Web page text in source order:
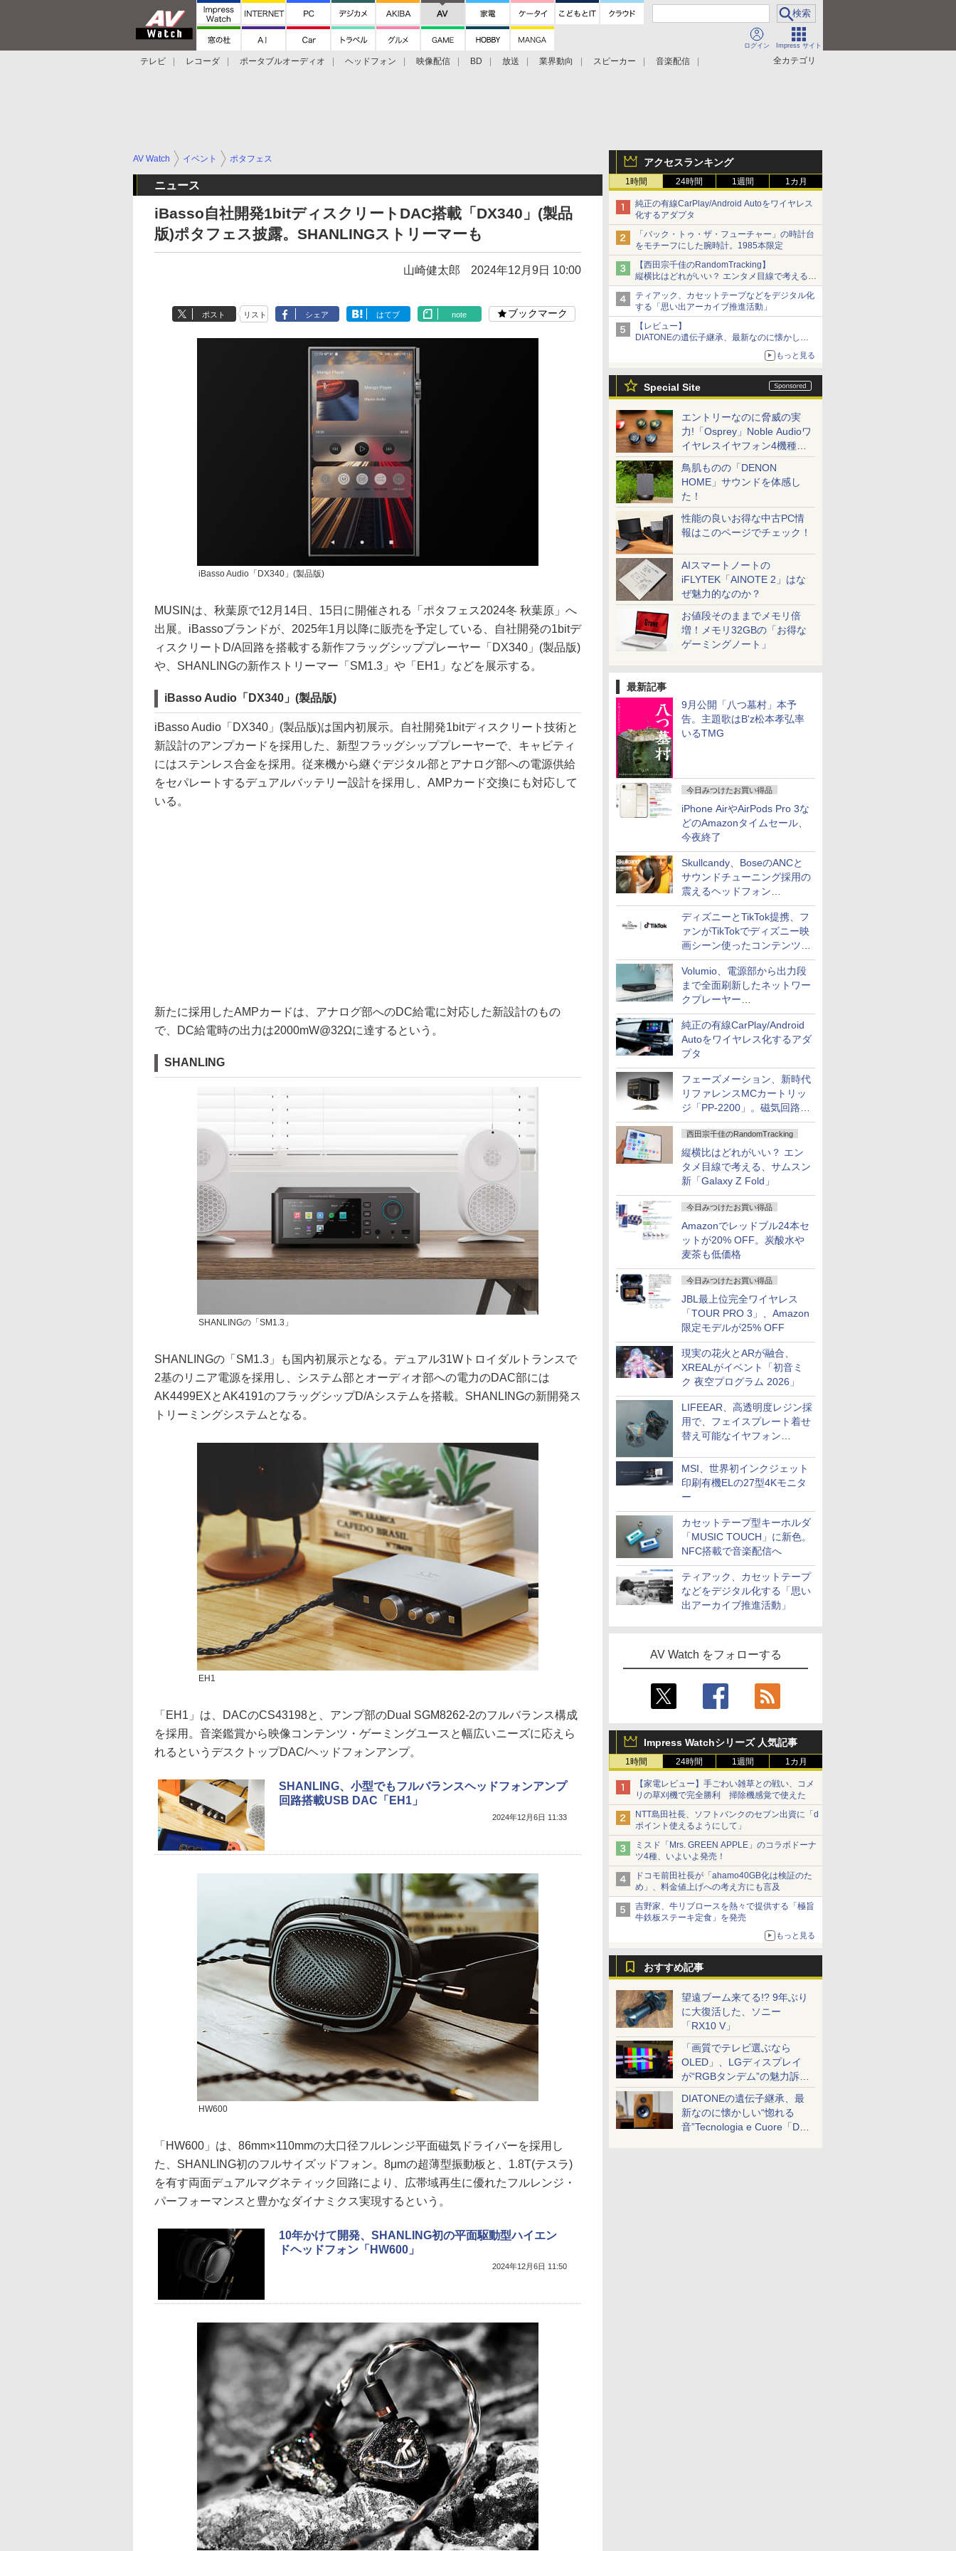
ログイン Impress サイト
全カテゴリ
テレビ レコーダ ポータブルオーディオ ヘッドフォン 映像配信 BD 放送 業界動向 スピーカー
音楽配信
アクセスランキング
1時間 24時間 1週間 1カ月
純正の有線CarPlay/Android Autoをワイヤレス
化するアダプタ
「バック・トゥ・ザ・フューチャー」の時計台
をモチーフにした腕時計。1985本限定
【西田宗千佳のRandomTracking】
縦横比はどれがいい？ エンタメ目線で考える、
サムスン新「Galaxy Z Fold」
ティアック、カセットテープなどをデジタル化
する「思い出アーカイブ推進活動」
【レビュー】
DIATONEの遺伝子継承、最新なのに懐かし
い“惚れる音”Tecnologia e Cuore「DS-TC52B」
もっと見る
Special Site
エントリーなのに脅威の実
力!「Osprey」Noble Audioワ
イヤレスイヤフォン4機種を
一気に聴く
鳥肌ものの「DENON
HOME」サウンドを体感し
た！
性能の良いお得な中古PC情
報はこのページでチェック！
AIスマートノートの
iFLYTEK「AINOTE 2」はな
ぜ魅力的なのか？
お値段そのままでメモリ倍
増！メモリ32GBの「お得な
ゲーミングノート」
最新記事
9月公開「八つ墓村」本予
告。主題歌はB'z松本孝弘率
いるTMG
今日みつけたお買い得品
iPhone AirやAirPods Pro 3な
どのAmazonタイムセール、
今夜終了
Skullcandy、BoseのANCと
サウンドチューニング採用の
震えるヘッドフォン
「Crusher 1080 ANC」
ディズニーとTikTok提携、フ
ァンがTikTokでディズニー映
画シーン使ったコンテンツ制
作、Disney+にも配信
Volumio、電源部から出力段
まで全面刷新したネットワー
クプレーヤー
「Primo（2026）」
純正の有線CarPlay/Android
Autoをワイヤレス化するアダ
プタ
フェーズメーション、新時代
リファレンスMCカートリッ
ジ「PP-2200」。磁気回路や
ハウジングを根本から見直し
西田宗千佳のRandomTracking
縦横比はどれがいい？ エン
タメ目線で考える、サムスン
新「Galaxy Z Fold」
今日みつけたお買い得品
Amazonでレッドブル24本セ
ットが20% OFF。炭酸水や
麦茶も低価格
今日みつけたお買い得品
JBL最上位完全ワイヤレス
「TOUR PRO 3」、Amazon
限定モデルが25% OFF
現実の花火とARが融合、
XREALがイベント「初音ミ
ク 夜空プログラム 2026」
LIFEEAR、高透明度レジン採
用で、フェイスプレート着せ
替え可能なイヤフォン
MSI、世界初インクジェット
印刷有機ELの27型4Kモニタ
ー
カセットテープ型キーホルダ
「MUSIC TOUCH」に新色。
NFC搭載で音楽配信へ
ティアック、カセットテープ
などをデジタル化する「思い
出アーカイブ推進活動」
AV Watch をフォローする
Impress Watchシリーズ 人気記事
1時間 24時間 1週間 1カ月
【家電レビュー】手ごわい雑草との戦い、コメ
リの草刈機で完全勝利 掃除機感覚で使えた
NTT島田社長、ソフトバンクのセブン出資に「d
ポイント使えるようにして」
ミスド「Mrs. GREEN APPLE」のコラボドーナ
ツ4種、いよいよ発売！
ドコモ前田社長が「ahamo40GB化は検証のた
め」、料金値上げへの考え方にも言及
吉野家、牛リブロースを熱々で提供する「極旨
牛鉄板ステーキ定食」を発売
もっと見る
おすすめ記事
望遠ブーム来てる!? 9年ぶり
に大復活した、ソニー
「RX10 V」
「画質でテレビ選ぶなら
OLED」、LGディスプレイ
が“RGBタンデム”の魅力訴
求。液晶とのガチ比較も
DIATONEの遺伝子継承、最
新なのに懐かしい“惚れる
音”Tecnologia e Cuore「DS-
AV Watch イベント ポタフェス
ニュース
iBasso自社開発1bitディスクリートDAC搭載「DX340」(製品
版)ポタフェス披露。SHANLINGストリーマーも
山崎健太郎 2024年12月9日 10:00
ポスト リスト シェア はてブ note ブックマーク
iBasso Audio「DX340」(製品版)
MUSINは、秋葉原で12月14日、15日に開催される「ポタフェス2024冬 秋葉原」へ
出展。iBassoブランドが、2025年1月以降に販売を予定している、自社開発の1bitデ
ィスクリートD/A回路を搭載する新作フラッグシッププレーヤー「DX340」(製品版)
や、SHANLINGの新作ストリーマー「SM1.3」や「EH1」などを展示する。
iBasso Audio「DX340」(製品版)
iBasso Audio「DX340」(製品版)は国内初展示。自社開発1bitディスクリート技術と
新設計のアンプカードを採用した、新型フラッグシッププレーヤーで、キャビティ
にはステンレス合金を採用。従来機から継ぐデジタル部とアナログ部への電源供給
をセパレートするデュアルバッテリー設計を採用し、AMPカード交換にも対応して
いる。
新たに採用したAMPカードは、アナログ部へのDC給電に対応した新設計のもの
で、DC給電時の出力は2000mW@32Ωに達するという。
SHANLING
SHANLINGの「SM1.3」
SHANLINGの「SM1.3」も国内初展示となる。デュアル31Wトロイダルトランスで
2基のリニア電源を採用し、システム部とオーディオ部への電力のDAC部には
AK4499EXとAK4191のフラッグシップD/Aシステムを搭載。SHANLINGの新開発ス
トリーミングシステムとなる。
EH1
「EH1」は、DACのCS43198と、アンプ部のDual SGM8262-2のフルバランス構成
を採用。音楽鑑賞から映像コンテンツ・ゲーミングユースと幅広いニーズに応えら
れるというデスクトップDAC/ヘッドフォンアンプ。
SHANLING、小型でもフルバランスヘッドフォンアンプ
回路搭載USB DAC「EH1」
2024年12月6日 11:33
HW600
「HW600」は、86mm×110mmの大口径フルレンジ平面磁気ドライバーを採用し
た、SHANLING初のフルサイズッドフォン。8μmの超薄型振動板と、1.8T(テスラ)
を有す両面デュアルマグネティック回路により、広帯域再生に優れたフルレンジ・
パーフォーマンスと豊かなダイナミクス実現するという。
10年かけて開発、SHANLING初の平面駆動型ハイエン
ドヘッドフォン「HW600」
2024年12月6日 11:50